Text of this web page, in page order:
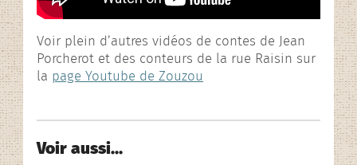
En images…
Voir plein d’autres vidéos de contes de Jean
Porcherot et des conteurs de la rue Raisin sur
la page Youtube de Zouzou
Voir aussi…